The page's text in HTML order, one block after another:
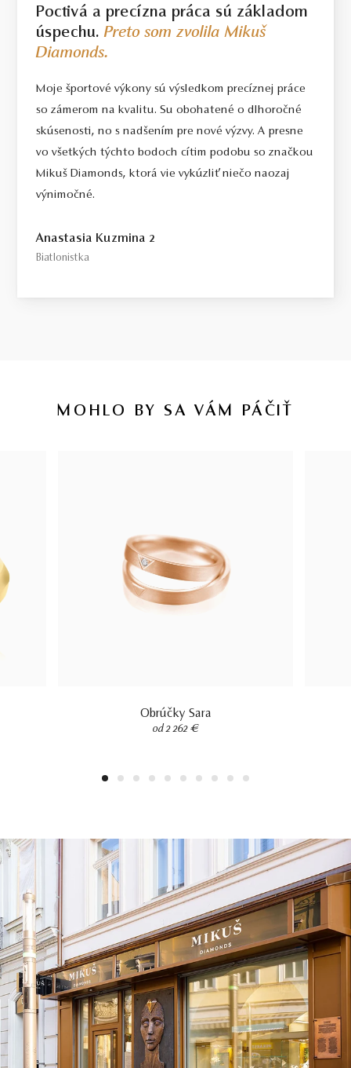
Poctivá a precízna práca sú základom
úspechu.Preto som zvolila Mikuš
Diamonds.
Moje športové výkony sú výsledkom precíznej práce
so zámerom na kvalitu. Su obohatené o dlhoročné
skúsenosti, no s nadšením pre nové výzvy. A presne
vo všetkých týchto bodoch cítim podobu so značkou
Mikuš Diamonds, ktorá vie vykúzliť niečo naozaj
výnimočné.
Anastasia Kuzmina 2
Biatlonistka
MOHLO BY SA VÁM PÁČIŤ
Obrúčky Sara
od 2 262 €
1 2 3 4 5 6 7 8 9 10